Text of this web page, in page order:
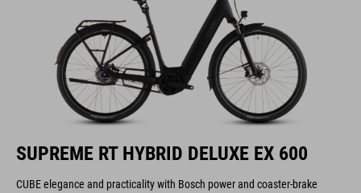
SUPREME RT HYBRID DELUXE EX 600
CUBE elegance and practicality with Bosch power and coaster-brake